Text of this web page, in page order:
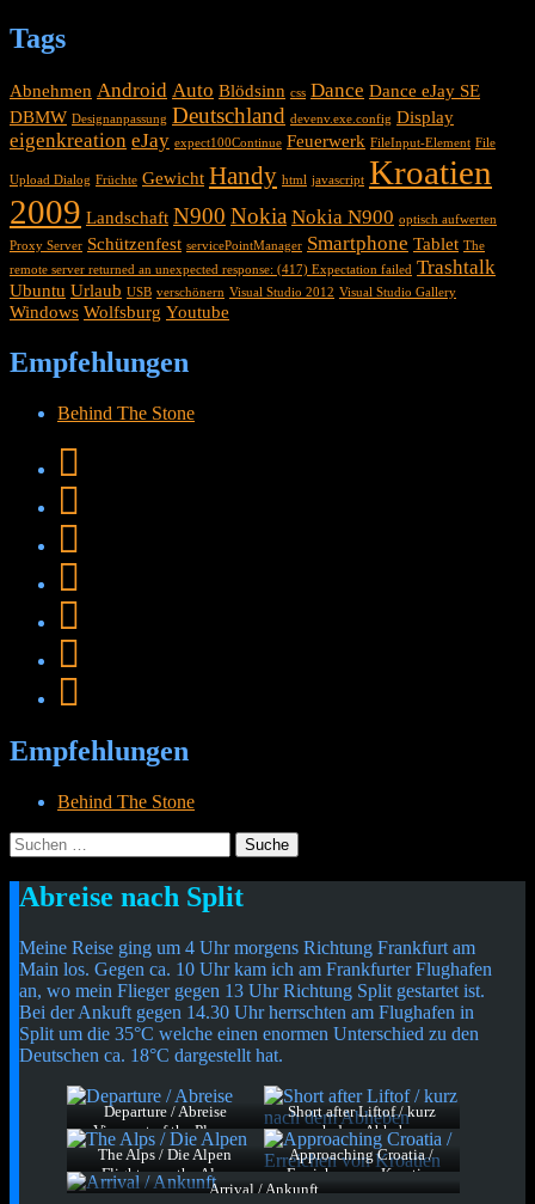
Tags
Abnehmen Android Auto Blödsinn css Dance Dance eJay SE
DBMW Designanpassung Deutschland devenv.exe.config Display
eigenkreation eJay expect100Continue Feuerwerk FileInput-Element File
Upload Dialog Früchte Gewicht Handy html javascript Kroatien
2009 Landschaft N900 Nokia Nokia N900 optisch aufwerten
Proxy Server Schützenfest servicePointManager Smartphone Tablet The
remote server returned an unexpected response: (417) Expectation failed Trashtalk
Ubuntu Urlaub USB verschönern Visual Studio 2012 Visual Studio Gallery
Windows Wolfsburg Youtube
Empfehlungen
Behind The Stone
Empfehlungen
Behind The Stone
Suche
nach:
Cetheus Blog
Kurzmitteilung
Abreise nach Split
Meine Reise ging um 4 Uhr morgens Richtung Frankfurt am
Main los. Gegen ca. 10 Uhr kam ich am Frankfurter Flughafen
an, wo mein Flieger gegen 13 Uhr Richtung Split gestartet ist.
Bei der Ankuft gegen 14.30 Uhr herrschten am Flughafen in
Split um die 35°C welche einen enormen Unterschied zu den
Deutschen ca. 18°C dargestellt hat.
Departure / Abreise
View out of the Planes
Window when it started for
the Takeoff.
Blick aus dem
Short after Liftof / kurz
nach dem Abheben
About 10 Minutes after
Liftof
Ca. 10 Minuten nach dem
The Alps / Die Alpen
Flight over the Alps
Flug über die Alpen
Approaching Croatia /
Erreichen von Kroatien
10 Minutes befor
Arrival / Ankunft